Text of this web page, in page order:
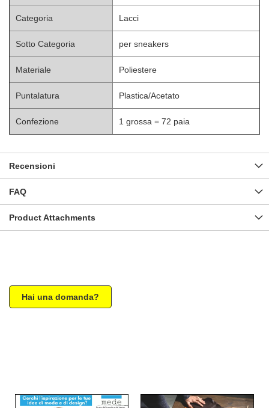
Categoria Lacci
Sotto Categoria per sneakers
Materiale Poliestere
Puntalatura Plastica/Acetato
Confezione 1 grossa = 72 paia
Recensioni
FAQ
Product Attachments
Hai una domanda?